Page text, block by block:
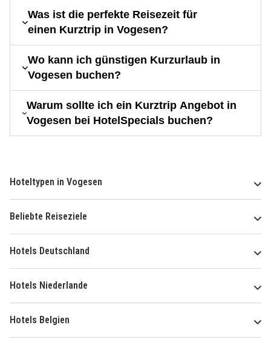
Was ist die perfekte Reisezeit für
einen Kurztrip in Vogesen?
Wo kann ich günstigen Kurzurlaub in
Vogesen buchen?
Warum sollte ich ein Kurztrip Angebot in
Vogesen bei HotelSpecials buchen?
Hoteltypen in Vogesen
Beliebte Reiseziele
Hotels Deutschland
Hotels Niederlande
Hotels Belgien